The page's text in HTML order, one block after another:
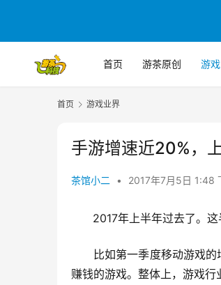
首页 游茶原创 游
首页 游戏业界
手游增速近20%，
茶馆小二 • 2017年7月5日 1:48
2017年上半年过去了。这
比如第一季度移动游戏的
赚钱的游戏。整体上，游戏行